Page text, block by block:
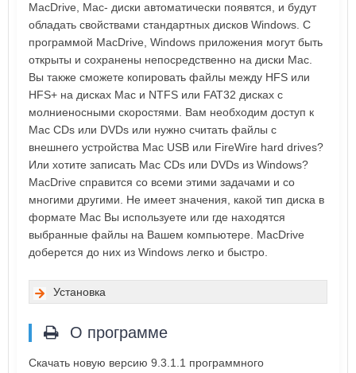
MacDrive, Mac- диски автоматически появятся, и будут
обладать свойствами стандартных дисков Windows. С
программой MacDrive, Windows приложения могут быть
открыты и сохранены непосредственно на диски Mac.
Вы также сможете копировать файлы между HFS или
HFS+ на дисках Mac и NTFS или FAT32 дисках с
молниеносными скоростями. Вам необходим доступ к
Mac CDs или DVDs или нужно считать файлы с
внешнего устройства Mac USB или FireWire hard drives?
Или хотите записать Mac CDs или DVDs из Windows?
MacDrive справится со всеми этими задачами и со
многими другими. Не имеет значения, какой тип диска в
формате Mac Вы используете или где находятся
выбранные файлы на Вашем компьютере. MacDrive
доберется до них из Windows легко и быстро.
Установка
О программе
Скачать новую версию 9.3.1.1 программного